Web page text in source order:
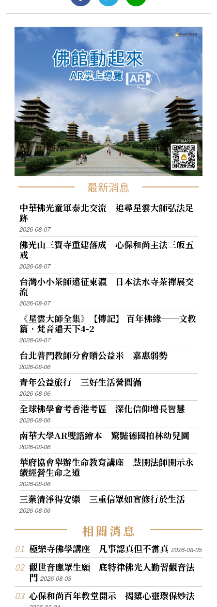
最新消息
中華佛光童軍泰北交流 追尋星雲大師弘法足
跡
2026-08-07
佛光山三寶寺重建落成 心保和尚主法三皈五
戒
2026-08-07
台灣小小茶師遠征東瀛 日本法水寺茶禪展交
流
2026-08-07
《星雲大師全集》【傳記】 百年佛緣──文教
篇．梵音遍天下4-2
2026-08-07
台北普門教師分會贈公益米 嘉惠弱勢
2026-08-06
青年公益旅行 三好生活營圓滿
2026-08-06
全球佛學會考香港考區 深化信仰增長智慧
2026-08-06
南華大學AR雙語繪本 驚豔德國柏林幼兒園
2026-08-06
華府協會舉辦生命教育講座 慧開法師開示永
續經營生命之道
2026-08-06
三業清淨得安樂 三重信眾如實修行於生活
2026-08-06
相關消息
極樂寺佛學講座 凡事認真但不當真2026-08-05
觀世音應眾生願 底特律佛光人勤習觀音法
門2026-08-03
心保和尚百年教堂開示 揭櫫心靈環保妙法